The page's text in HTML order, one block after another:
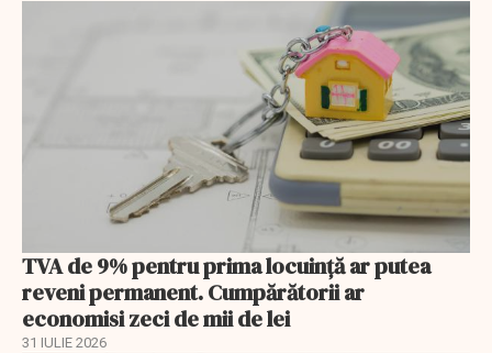
TVA de 9% pentru prima locuință ar putea
reveni permanent. Cumpărătorii ar
economisi zeci de mii de lei
31 IULIE 2026